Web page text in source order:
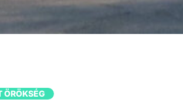
ÖRÖKSÉG